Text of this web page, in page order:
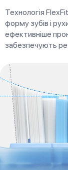
Технологія
форму зубів і
ефективніше
забезпечують